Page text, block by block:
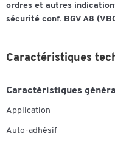
ordres et autres
sécurité conf. BGV A8
Caractéristiques
Caractéristiques
Application
Auto-adhésif